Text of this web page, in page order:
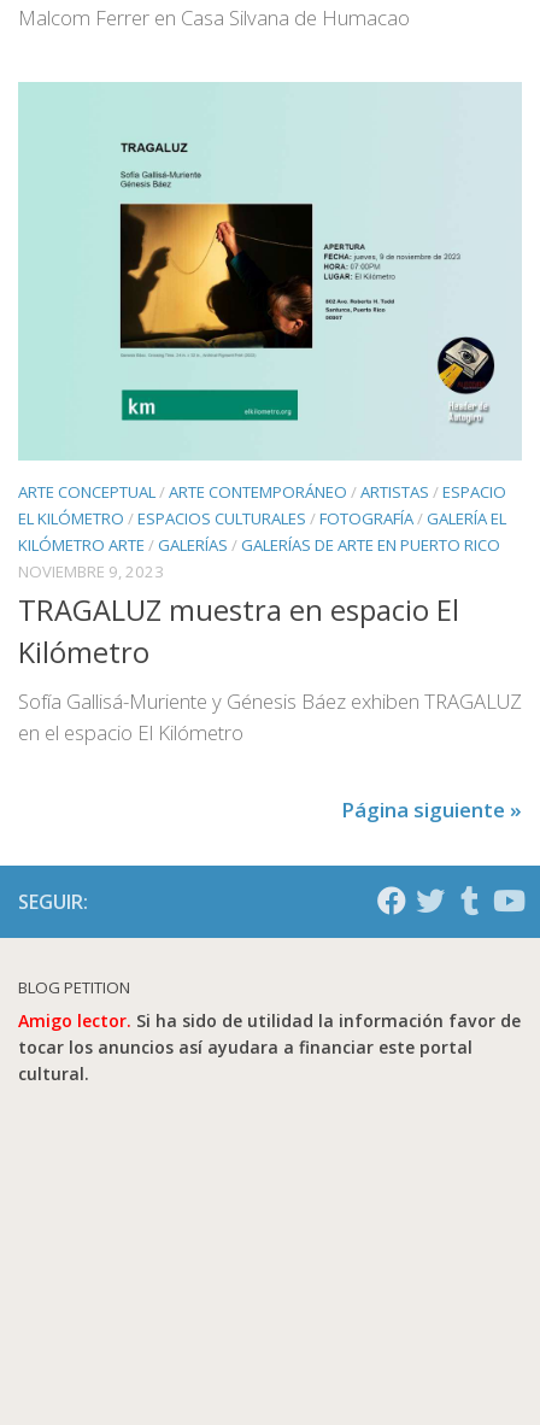
Malcom Ferrer en Casa Silvana de Humacao
ARTE CONCEPTUAL/ARTE CONTEMPORÁNEO /ARTISTAS /ESPACIO
EL KILÓMETRO /ESPACIOS CULTURALES /FOTOGRAFÍA/ GALERÍA EL
KILÓMETRO ARTE / GALERÍAS / GALERÍAS DE ARTE EN PUERTO RICO
NOVIEMBRE 9, 2023
TRAGALUZ muestra en espacio El
Kilómetro
Sofía Gallisá-Muriente y Génesis Báez exhiben TRAGALUZ
en el espacio El Kilómetro
Página siguiente »
SEGUIR:
BLOG PETITION
Amigo lector. Si ha sido de utilidad la información favor de
tocar los anuncios así ayudara a financiar este portal
cultural.